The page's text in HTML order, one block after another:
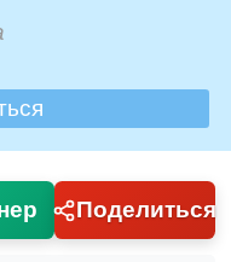
Поделиться